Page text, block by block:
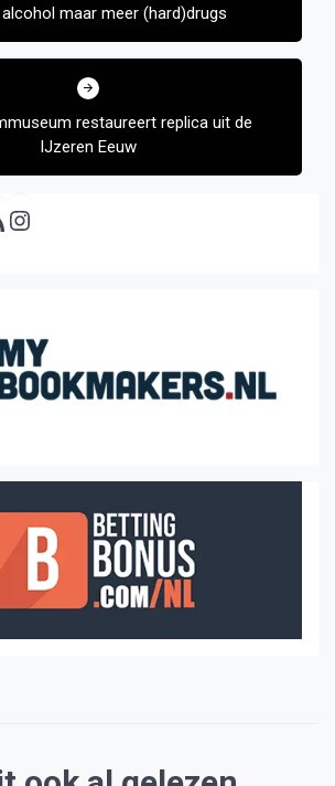
maar meer (hard)drugs
restaureert replica uit de
IJzeren Eeuw
RSS feed